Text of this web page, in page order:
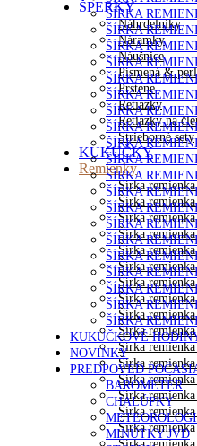
ŠPERKY
Náhrdelníky
Náramky
Náušnice
Písmená &
Prstene
Retiazky
Retiazky na
Strieborné sety
KUKUČKY
Remienky
Šírka
Šírka
Šírka
Šírka
Šírka
Šírka
Šírka
Šírka
Šírka
Šírka
Šírka
Šírka
Šírka
Šírka
Šírka
Šírka
Šírka remienka
ŠÍRKA
ŠÍRKA
ŠÍRKA
ŠÍRKA
ŠÍRKA
ŠÍRKA
ŠÍRKA
ŠÍRKA
ŠÍRKA
ŠÍRKA
ŠÍRKA
ŠÍRKA
ŠÍRKA
ŠÍRKA
ŠÍRKA
ŠÍRKA
ŠÍRKA
ŠÍRKA
ŠÍRKA
ŠÍRKA
KUKUČKOVÉ
NOVINKY
PREDPOVEĎ
BAROMETER
CHALÚPKY
MINÚTKY JVD